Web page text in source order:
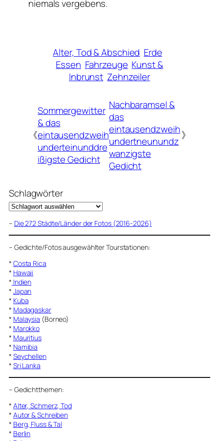
niemals vergebens.
Alter, Tod & Abschied Erde
Essen Fahrzeuge Kunst &
Inbrunst Zehnzeiler
《
Sommergewitter
& das
eintausendzweih
underteinunddre
ißigste Gedicht
Nachbaramsel &
das
eintausendzweih
undertneunundz
wanzigste
Gedicht
》
Schlagwörter
– Die 272 Städte/Länder der Fotos (2016-2026)
– Gedichte/Fotos ausgewählter Tourstationen:
* Costa Rica
* Hawaii
* Indien
* Japan
* Kuba
* Madagaskar
* Malaysia (Borneo)
* Marokko
* Mauritius
* Namibia
* Seychellen
* Sri Lanka
– Gedichtthemen:
* Alter, Schmerz, Tod
* Autor & Schreiben
* Berg, Fluss & Tal
* Berlin